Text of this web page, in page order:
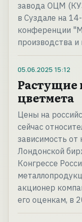
завода ОЦМ
в Суздале на
конференции
производства
05.06.2025 15:12
Растущие
цветмета
Цены на
сейчас
зависимость от
Лондонской
Конгрессе
акционер
его оценкам, в